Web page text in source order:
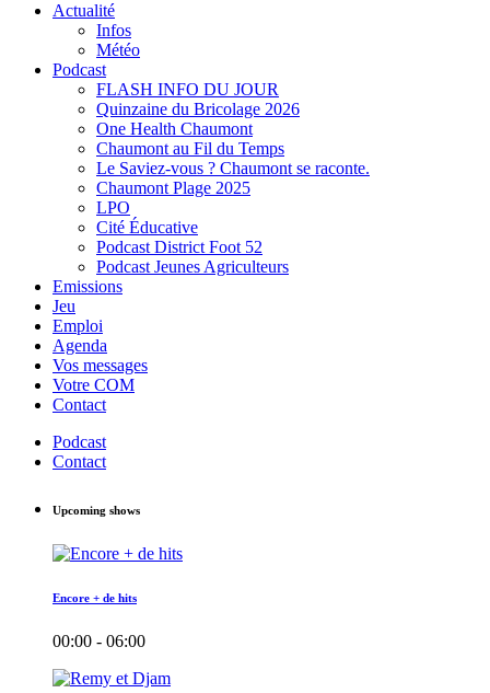
Actualité
Infos
Météo
Podcast
FLASH INFO DU JOUR
Quinzaine du Bricolage 2026
One Health Chaumont
Chaumont au Fil du Temps
Le Saviez-vous ? Chaumont se raconte.
Chaumont Plage 2025
LPO
Cité Éducative
Podcast District Foot 52
Podcast Jeunes Agriculteurs
Emissions
Jeu
Emploi
Agenda
Vos messages
Votre COM
Contact
Podcast
Contact
Upcoming shows
Encore + de hits
00:00 - 06:00